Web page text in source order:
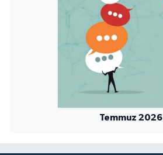
Temmuz 2026
Siirt Müftülüğü
Sinop Müftülüğü